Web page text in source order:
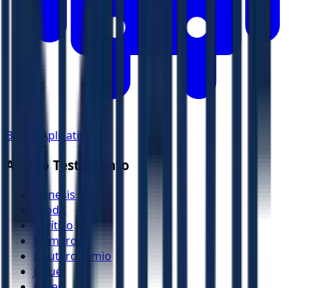
Baixar Aplicativo
Antigo Testamento
Gênesis
Êxodo
Levítico
Números
Deuteronômio
Josué